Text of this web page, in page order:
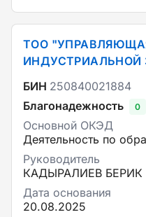
ТОО
ИНДУСТРИАЛЬНОЙ
БИН 250840021884
Благонадежность
0
Основной ОКЭД
Деятельность по
Руководитель
КАДЫРАЛИЕВ БЕРИК
Дата основания
20.08.2025